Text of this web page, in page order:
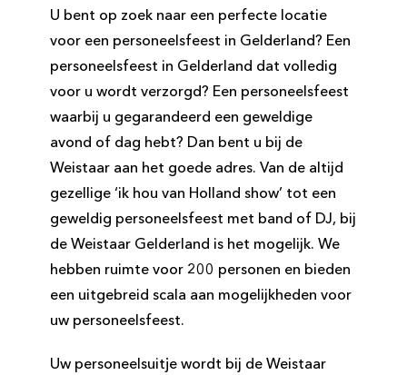
U bent op zoek naar een perfecte locatie
voor een personeelsfeest in Gelderland? Een
personeelsfeest in Gelderland dat volledig
voor u wordt verzorgd? Een personeelsfeest
waarbij u gegarandeerd een geweldige
avond of dag hebt? Dan bent u bij de
Weistaar aan het goede adres. Van de altijd
gezellige ‘ik hou van Holland show’ tot een
geweldig personeelsfeest met band of DJ, bij
de Weistaar Gelderland is het mogelijk. We
hebben ruimte voor 200 personen en bieden
een uitgebreid scala aan mogelijkheden voor
uw personeelsfeest.
Uw personeelsuitje wordt bij de Weistaar